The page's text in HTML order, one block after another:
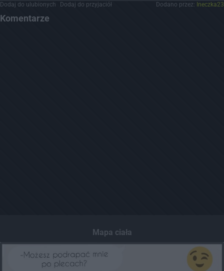
Dodaj do ulubionych Dodaj do przyjaciół Dodano przez: Ineczka23
Komentarze
Mapa ciała